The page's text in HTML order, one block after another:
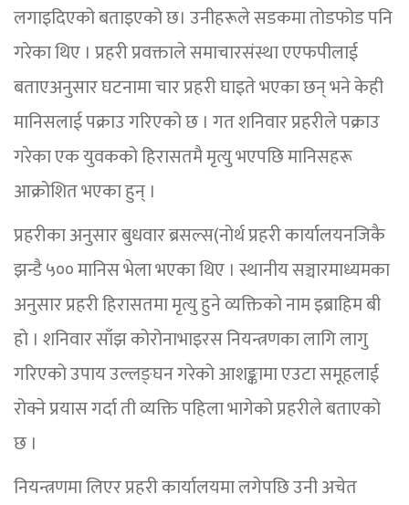
लगाइदिएको बताइएको छ। उनीहरूले सडकमा तोडफोड पनि
गरेका थिए । प्रहरी प्रवक्ताले समाचारसंस्था एएफपीलाई
बताएअनुसार घटनामा चार प्रहरी घाइते भएका छन् भने केही
मानिसलाई पक्राउ गरिएको छ । गत शनिवार प्रहरीले पक्राउ
गरेका एक युवकको हिरासतमै मृत्यु भएपछि मानिसहरू
आक्रोशित भएका हुन् ।
प्रहरीका अनुसार बुधवार ब्रसल्स(नोर्थ प्रहरी कार्यालयनजिकै
झन्डै ५०० मानिस भेला भएका थिए । स्थानीय सञ्चारमाध्यमका
अनुसार प्रहरी हिरासतमा मृत्यु हुने व्यक्तिको नाम इब्राहिम बी
हो । शनिवार साँझ कोरोनाभाइरस नियन्त्रणका लागि लागु
गरिएको उपाय उल्लङ्घन गरेको आशङ्कामा एउटा समूहलाई
रोक्ने प्रयास गर्दा ती व्यक्ति पहिला भागेको प्रहरीले बताएको
छ ।
नियन्त्रणमा लिएर प्रहरी कार्यालयमा लगेपछि उनी अचेत